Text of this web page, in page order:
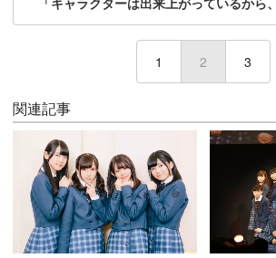
1 2 (current)
3
関連記事